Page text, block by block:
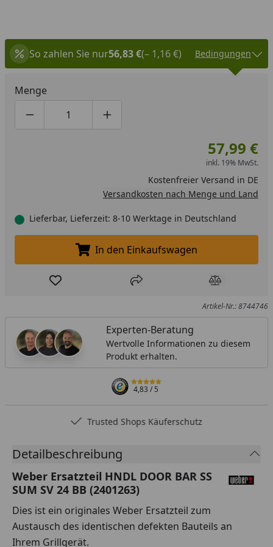
So zahlen Sie nur56,83 €(– 1,16 €) Bedingungen
Menge
Produktmenge um eins verringern
Produktmenge manuell eingeben
Produktmenge um eins erhöhen
57,99 €
inkl. 19% MwSt.
Kostenfreier Versand in DE
Versandkosten nach Menge und Land
Lieferbar, Lieferzeit: 8-10 Werktage in Deutschland
In den Einkaufswagen legen
In den Einkaufswagen
Produkt zur Wunschliste hinzufügen
Teilen Produkt
Artikel-Nr.: 8744746
Experten-Beratung
Wertvolle Informationen zu diesem
Produkt erhalten.
4,83/ 5
Trusted Shops Käuferschutz
Detailbeschreibung
Weber Ersatzteil HNDL DOOR BAR SS
SUM SV 24 BB (2401263)
Dies ist ein originales Weber Ersatzteil zum
Austausch des identischen defekten Bauteils an
Ihrem Grillgerät.